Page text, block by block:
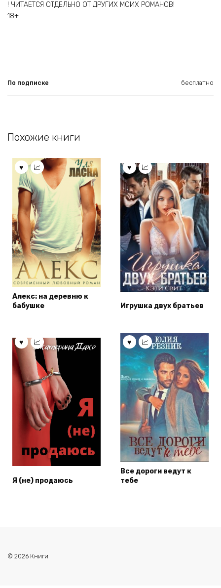
! ЧИТАЕТСЯ ОТДЕЛЬНО ОТ ДРУГИХ МОИХ РОМАНОВ!
18+
По подписке бесплатно
Похожие книги
Алекс: на деревню к
бабушке
Игрушка двух братьев
Я (не) продаюсь
Все дороги ведут к
тебе
© 2026 Книги